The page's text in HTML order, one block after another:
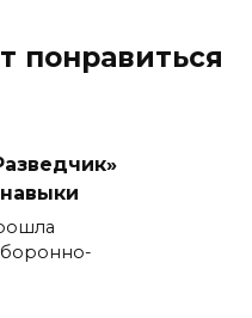
понравиться